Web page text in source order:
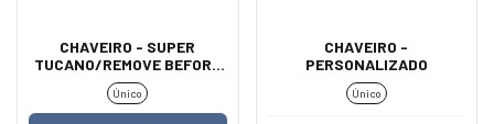
CHAVEIRO - SUPER
TUCANO/REMOVE BEFORE
FLIGHT
Único
CHAVEIRO -
PERSONALIZADO
Único